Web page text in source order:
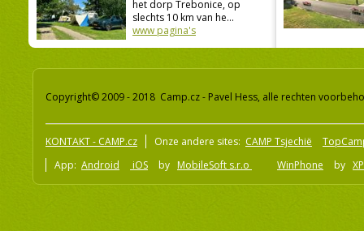
het dorp Trebonice, op
slechts 10 km van he...
www pagina's
Copyright© 2009 - 2018 Camp.cz - Pavel Hess, alle rechten
KONTAKT - CAMP.cz Onze andere sites: CAMP Tsjechië
App: Android iOS by MobileSoft s.r.o WinPhone by